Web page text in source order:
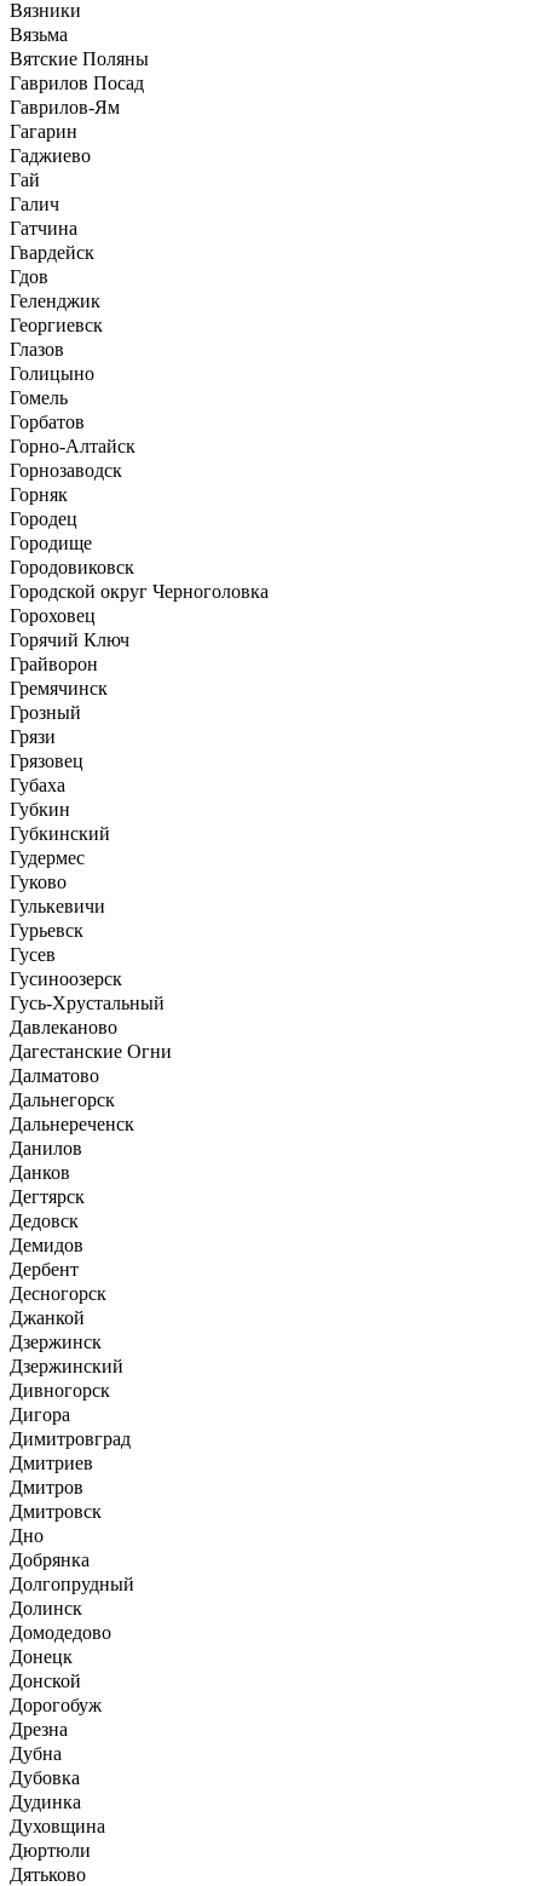
Вязники
Вязьма
Вятские Поляны
Гаврилов Посад
Гаврилов-Ям
Гагарин
Гаджиево
Гай
Галич
Гатчина
Гвардейск
Гдов
Геленджик
Георгиевск
Глазов
Голицыно
Гомель
Горбатов
Горно-Алтайск
Горнозаводск
Горняк
Городец
Городище
Городовиковск
Городской округ Черноголовка
Гороховец
Горячий Ключ
Грайворон
Гремячинск
Грозный
Грязи
Грязовец
Губаха
Губкин
Губкинский
Гудермес
Гуково
Гулькевичи
Гурьевск
Гусев
Гусиноозерск
Гусь-Хрустальный
Давлеканово
Дагестанские Огни
Далматово
Дальнегорск
Дальнереченск
Данилов
Данков
Дегтярск
Дедовск
Демидов
Дербент
Десногорск
Джанкой
Дзержинск
Дзержинский
Дивногорск
Дигора
Димитровград
Дмитриев
Дмитров
Дмитровск
Дно
Добрянка
Долгопрудный
Долинск
Домодедово
Донецк
Донской
Дорогобуж
Дрезна
Дубна
Дубовка
Дудинка
Духовщина
Дюртюли
Дятьково